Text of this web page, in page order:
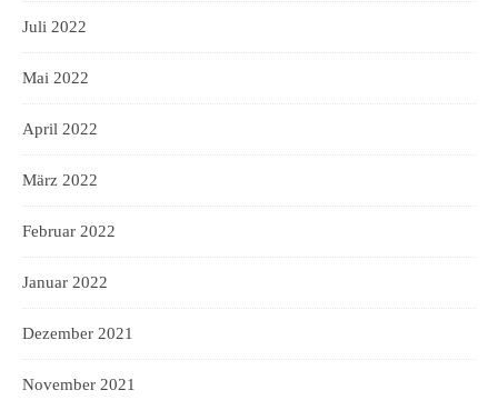
Juli 2022
Mai 2022
April 2022
März 2022
Februar 2022
Januar 2022
Dezember 2021
November 2021